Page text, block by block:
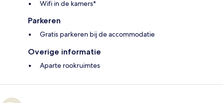
Wifi in de kamers*
Parkeren
Gratis parkeren bij de accommodatie
Overige informatie
Aparte rookruimtes